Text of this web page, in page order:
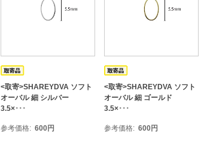
<取寄>SHAREYDVA ソフト
オーバル 細 シルバー
3.5×･･･
参考価格 600円
<取寄>SHAREYDVA ソフト
オーバル 細 ゴールド
3.5×･･･
参考価格 600円